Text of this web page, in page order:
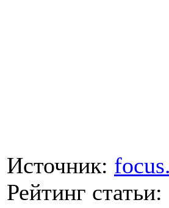
Источник:
Рейтинг статьи: